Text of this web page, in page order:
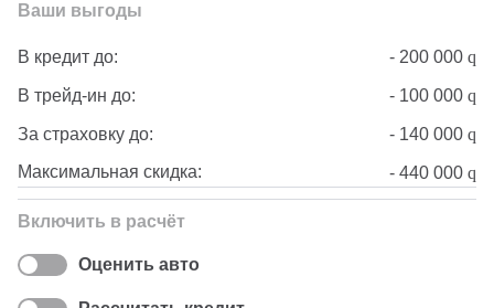
Ваши выгоды
В кредит до: - 200 000 q
В трейд-ин до: - 100 000 q
За страховку до: - 140 000 q
Максимальная скидка: - 440 000 q
Включить в расчёт
Оценить авто